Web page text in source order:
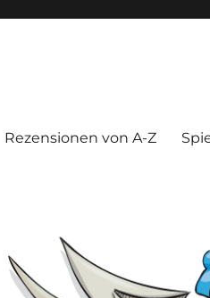
Rezensionen von A-Z